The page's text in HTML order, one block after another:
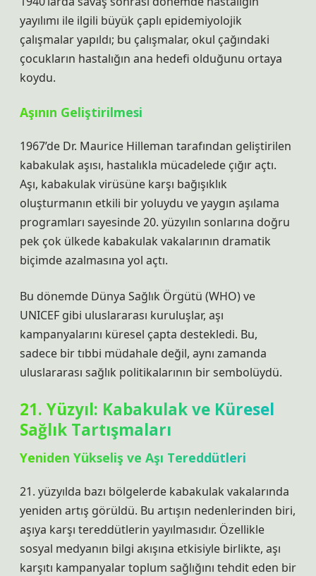
yayılımı ile ilgili büyük çaplı epidemiyolojik
çalışmalar yapıldı; bu çalışmalar, okul çağındaki
çocukların hastalığın ana hedefi olduğunu ortaya
koydu.
Aşının Geliştirilmesi
1967’de Dr. Maurice Hilleman tarafından geliştirilen
kabakulak aşısı, hastalıkla mücadelede çığır açtı.
Aşı, kabakulak virüsüne karşı bağışıklık
oluşturmanın etkili bir yoluydu ve yaygın aşılama
programları sayesinde 20. yüzyılın sonlarına doğru
pek çok ülkede kabakulak vakalarının dramatik
biçimde azalmasına yol açtı.
Bu dönemde Dünya Sağlık Örgütü (WHO) ve
UNICEF gibi uluslararası kuruluşlar, aşı
kampanyalarını küresel çapta destekledi. Bu,
sadece bir tıbbi müdahale değil, aynı zamanda
uluslararası sağlık politikalarının bir sembolüydü.
21. Yüzyıl: Kabakulak ve Küresel
Sağlık Tartışmaları
Yeniden Yükseliş ve Aşı Tereddütleri
21. yüzyılda bazı bölgelerde kabakulak vakalarında
yeniden artış görüldü. Bu artışın nedenlerinden biri,
aşıya karşı tereddütlerin yayılmasıdır. Özellikle
sosyal medyanın bilgi akışına etkisiyle birlikte, aşı
karşıtı kampanyalar toplum sağlığını tehdit eden bir